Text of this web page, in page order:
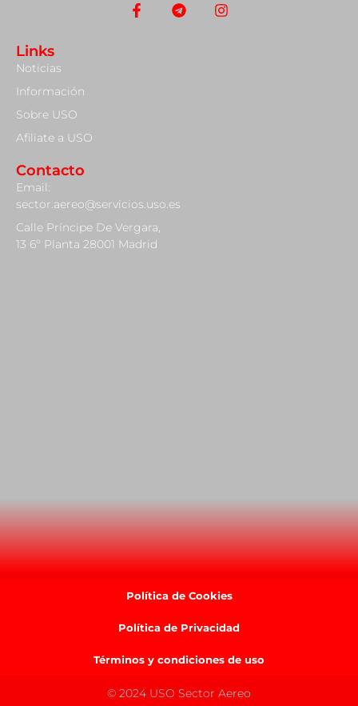
Links
Noticias
Información
Sobre USO
Afiliate a USO
Contacto
Email:
sector.aereo@servicios.uso.es
Calle Príncipe De Vergara,
13 6º Planta 28001 Madrid
Política de Cookies
Política de Privacidad
Términos y condiciones de uso
© 2024 USO Sector Aereo